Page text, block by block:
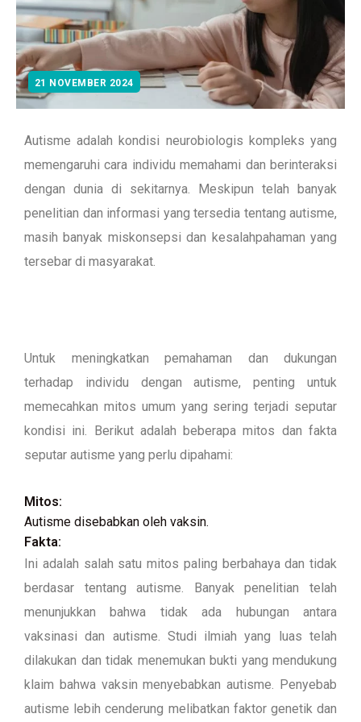
21 NOVEMBER 2024
Autisme adalah kondisi neurobiologis kompleks yang
memengaruhi cara individu memahami dan berinteraksi
dengan dunia di sekitarnya. Meskipun telah banyak
penelitian dan informasi yang tersedia tentang autisme,
masih banyak miskonsepsi dan kesalahpahaman yang
tersebar di masyarakat.
Untuk meningkatkan pemahaman dan dukungan
terhadap individu dengan autisme, penting untuk
memecahkan mitos umum yang sering terjadi seputar
kondisi ini. Berikut adalah beberapa mitos dan fakta
seputar autisme yang perlu dipahami:
Mitos:
Autisme disebabkan oleh vaksin.
Fakta:
Ini adalah salah satu mitos paling berbahaya dan tidak
berdasar tentang autisme. Banyak penelitian telah
menunjukkan bahwa tidak ada hubungan antara
vaksinasi dan autisme. Studi ilmiah yang luas telah
dilakukan dan tidak menemukan bukti yang mendukung
klaim bahwa vaksin menyebabkan autisme. Penyebab
autisme lebih cenderung melibatkan faktor genetik dan